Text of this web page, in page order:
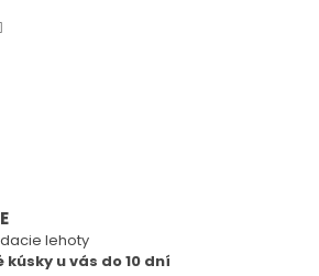
lehoty
kúsky u vás do 10 dní